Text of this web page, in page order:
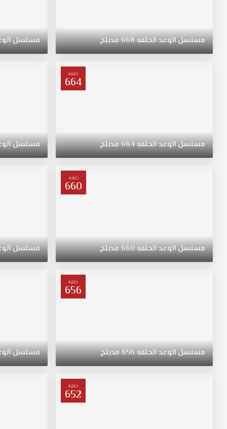
مسلسلالوعدالحلقة668مدبلج مسلسل
حلقة
664
مسلسلالوعدالحلقة664مدبلج مسلسل
حلقة
660
مسلسلالوعدالحلقة660مدبلج مسلسل
حلقة
656
مسلسلالوعدالحلقة656مدبلج مسلسل
حلقة
652